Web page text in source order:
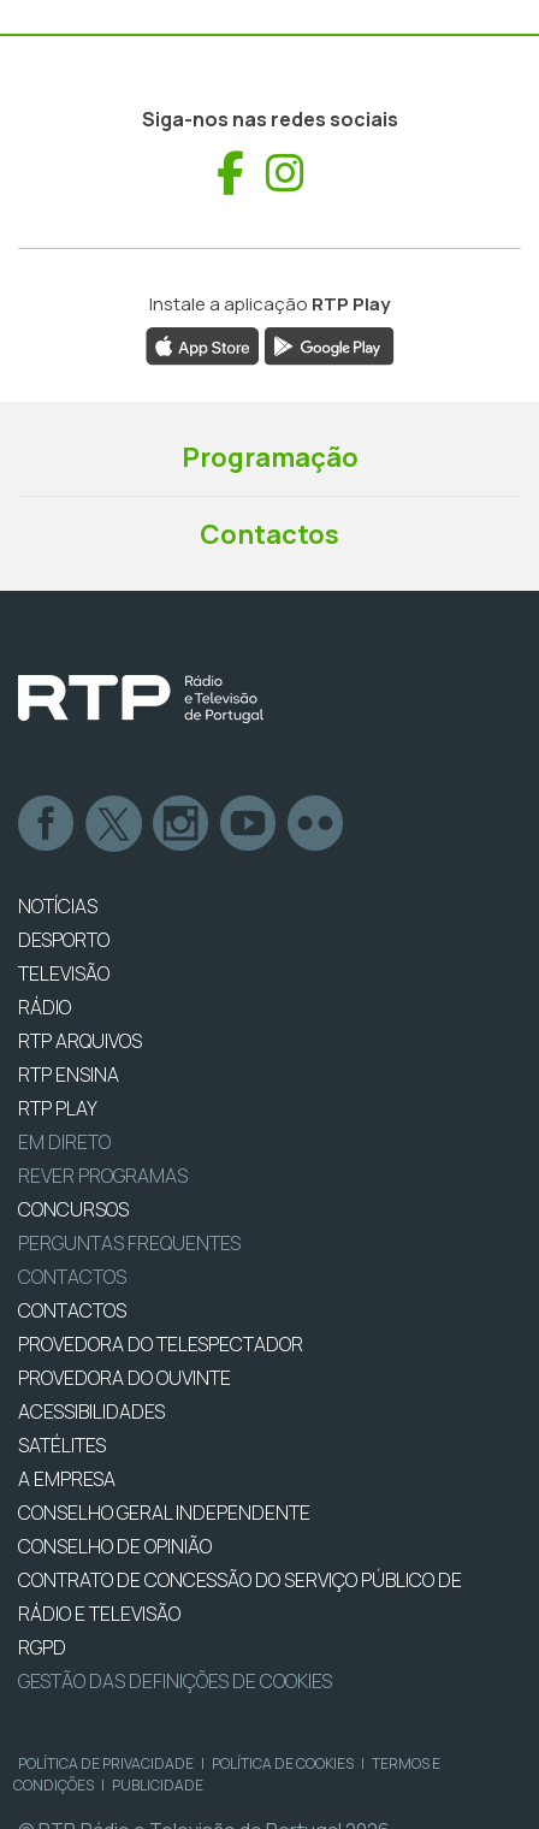
Siga-nos nas redes sociais
Facebook
Instale a aplicação RTP Play
Programação
Contactos
NOTÍCIAS
DESPORTO
TELEVISÃO
RÁDIO
RTP ARQUIVOS
RTP ENSINA
RTP PLAY
EM DIRETO
REVER PROGRAMAS
CONCURSOS
PERGUNTAS FREQUENTES
CONTACTOS
CONTACTOS
PROVEDORA DO TELESPECTADOR
PROVEDORA DO OUVINTE
ACESSIBILIDADES
SATÉLITES
A EMPRESA
CONSELHO GERAL INDEPENDENTE
CONSELHO DE OPINIÃO
CONTRATO DE CONCESSÃO DO SERVIÇO PÚBLICO DE
RÁDIO E TELEVISÃO
RGPD
GESTÃO DAS DEFINIÇÕES DE COOKIES
POLÍTICA DE PRIVACIDADE | POLÍTICA DE COOKIES | TERMOS E
CONDIÇÕES | PUBLICIDADE